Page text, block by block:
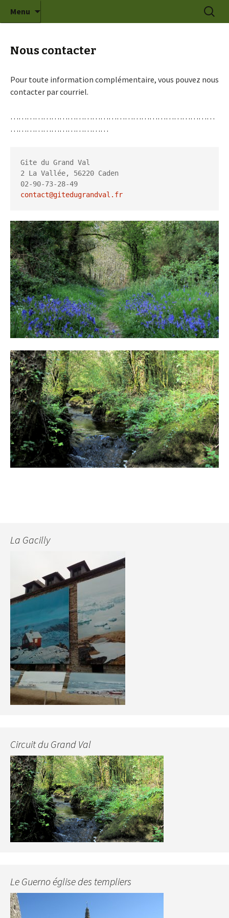
gite du grand val
Gite et chambre d'hôtes de charme dans le
Morbihan
Menu
Nous contacter
Pour toute information complémentaire, vous pouvez nous
contacter par courriel.
…………………………………………………………………
………………………………
Gite du Grand Val
2 La Vallée, 56220 Caden
La Gacilly
Circuit du Grand Val
Le Guerno église des templiers